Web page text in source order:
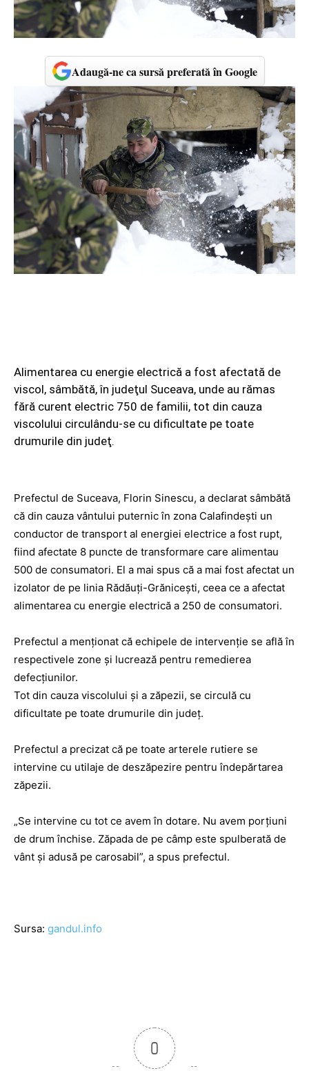
Adaugă-ne ca sursă preferată în Google
Alimentarea cu energie electrică a fost afectată de
viscol, sâmbătă, în judeţul Suceava, unde au rămas
fără curent electric 750 de familii, tot din cauza
viscolului circulându-se cu dificultate pe toate
drumurile din judeţ.
Prefectul de Suceava, Florin Sinescu, a declarat sâmbătă
că din cauza vântului puternic în zona Calafindeşti un
conductor de transport al energiei electrice a fost rupt,
fiind afectate 8 puncte de transformare care alimentau
500 de consumatori. El a mai spus că a mai fost afectat un
izolator de pe linia Rădăuţi-Grăniceşti, ceea ce a afectat
alimentarea cu energie electrică a 250 de consumatori.
Prefectul a menţionat că echipele de intervenţie se află în
respectivele zone şi lucrează pentru remedierea
defecţiunilor.
Tot din cauza viscolului şi a zăpezii, se circulă cu
dificultate pe toate drumurile din judeţ.
Prefectul a precizat că pe toate arterele rutiere se
intervine cu utilaje de deszăpezire pentru îndepărtarea
zăpezii.
„Se intervine cu tot ce avem în dotare. Nu avem porţiuni
de drum închise. Zăpada de pe câmp este spulberată de
vânt şi adusă pe carosabil”, a spus prefectul.
Sursa: gandul.info
0